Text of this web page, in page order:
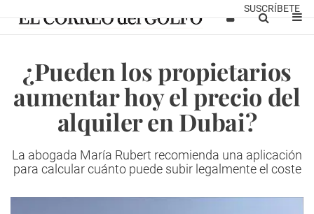
SUSCRÍBETE
¿Pueden los propietarios
aumentar hoy el precio del
alquiler en Dubai?
La abogada María Rubert recomienda una aplicación
para calcular cuánto puede subir legalmente el coste